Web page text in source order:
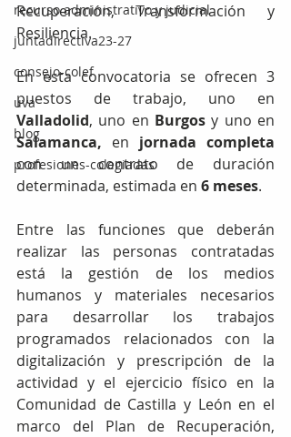
recurso administrativo y judicial
juntadirectiva23-27
consejo-colef
uva
blog
profesiones-colegiadas
Recuperación, Transformación y
Resiliencia.
En esta convocatoria se ofrecen 3
Valladolid, uno en Burgos
Salamanca, en jornada completa
con un contrato de duración
determinada, estimada en 6 meses.
Entre las funciones que deberán
realizar las personas contratadas
está la gestión de los medios
humanos y materiales necesarios
para desarrollar los trabajos
programados relacionados con la
digitalización y prescripción de la
actividad y el ejercicio físico en la
Comunidad de Castilla y León en el
marco del Plan de Recuperación,